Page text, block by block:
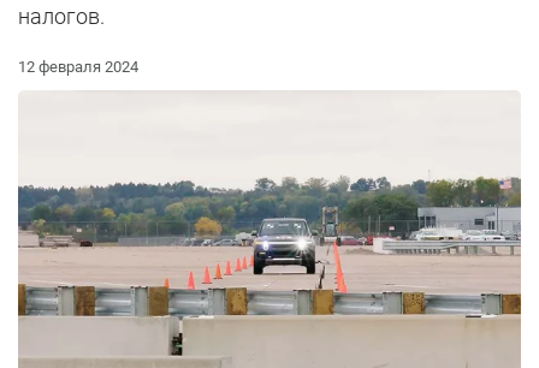
налогов.
12 февраля 2024